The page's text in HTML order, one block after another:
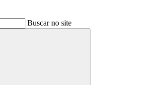
Buscar no site